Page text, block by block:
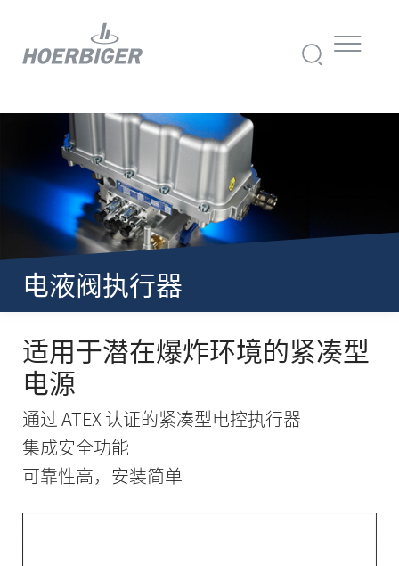
电液阀执行器
适用于潜在爆炸环境的紧凑型
电源
通过 ATEX 认证的紧凑型电控执行器
集成安全功能
可靠性高，安装简单